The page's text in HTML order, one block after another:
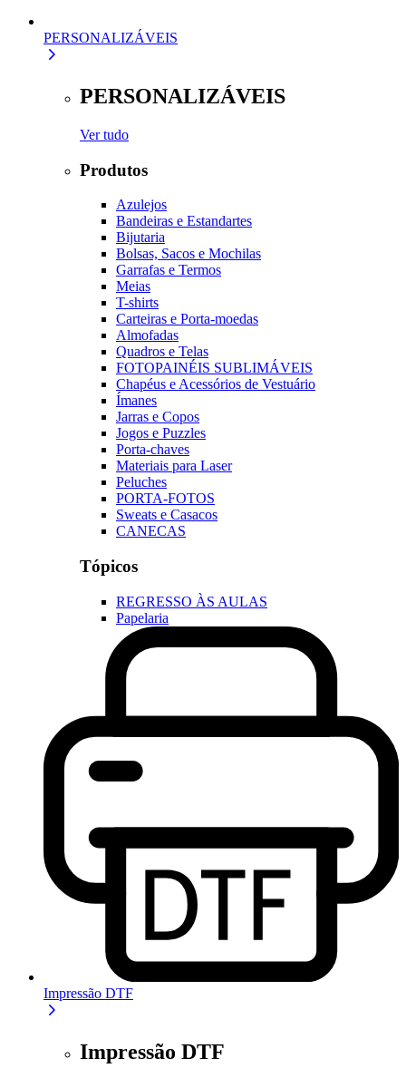
PERSONALIZÁVEIS
PERSONALIZÁVEIS
Ver tudo
Produtos
Azulejos
Bandeiras e Estandartes
Bijutaria
Bolsas, Sacos e Mochilas
Garrafas e Termos
Meias
T-shirts
Carteiras e Porta-moedas
Almofadas
Quadros e Telas
FOTOPAINÉIS SUBLIMÁVEIS
Chapéus e Acessórios de Vestuário
Ímanes
Jarras e Copos
Jogos e Puzzles
Porta-chaves
Materiais para Laser
Peluches
PORTA-FOTOS
Sweats e Casacos
CANECAS
Tópicos
REGRESSO ÀS AULAS
Papelaria
Impressão DTF
Impressão DTF